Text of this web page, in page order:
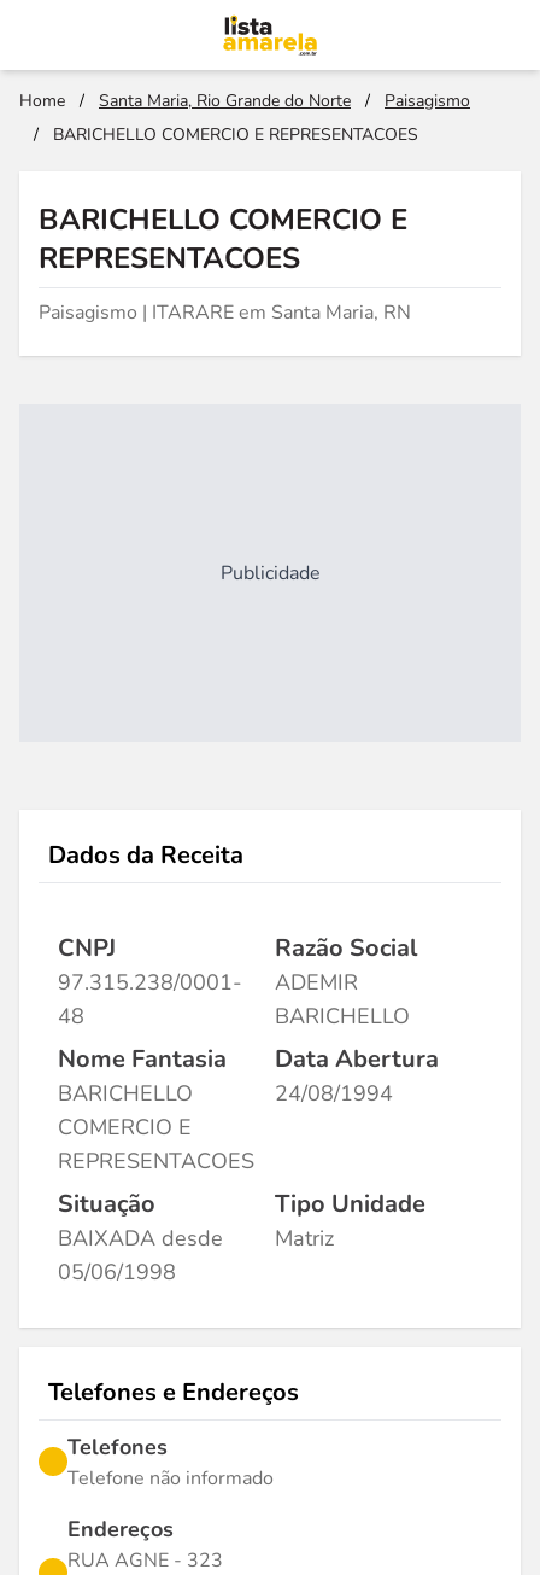
Home / Santa Maria, Rio Grande do Norte /
Paisagismo
/
BARICHELLO COMERCIO E REPRESENTACOES
BARICHELLO COMERCIO E
REPRESENTACOES
Paisagismo | ITARARE em Santa Maria, RN
Publicidade
Dados da Receita
CNPJ
97.315.238/0001-
48
Razão Social
ADEMIR
BARICHELLO
Nome Fantasia
BARICHELLO
COMERCIO E
REPRESENTACOES
Data Abertura
24/08/1994
Situação
BAIXADA desde
05/06/1998
Tipo Unidade
Matriz
Telefones e Endereços
Telefones
Telefone não informado
Endereços
RUA AGNE - 323